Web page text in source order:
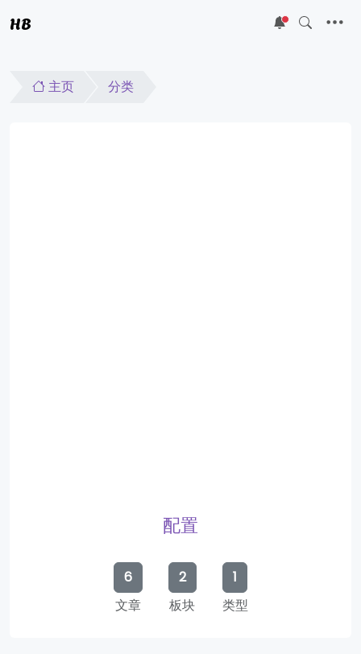
HB 5
主页 分类
配置
6
文章
2
板块
1
类型